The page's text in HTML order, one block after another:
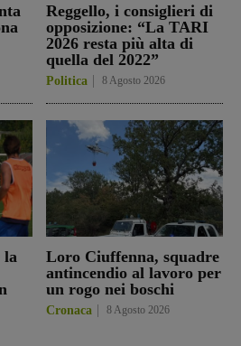
Reggello, i consiglieri di
opposizione: “La TARI
2026 resta più alta di
quella del 2022”
Politica 8 Agosto 2026
la
Loro Ciuffenna, squadre
antincendio al lavoro per
un rogo nei boschi
Cronaca 8 Agosto 2026